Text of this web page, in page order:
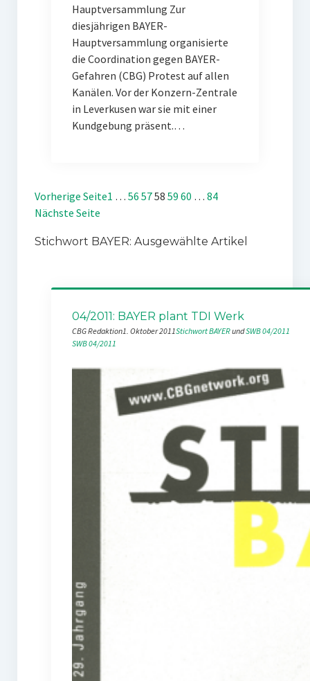
Hauptversammlung Zur
diesjährigen BAYER-
Hauptversammlung organisierte
die Coordination gegen BAYER-
Gefahren (CBG) Protest auf allen
Kanälen. Vor der Konzern-Zentrale
in Leverkusen war sie mit einer
Kundgebung präsent.…
Vorherige Seite1 … 56 5758 59 60 … 84
Nächste Seite
Stichwort BAYER: Ausgewählte Artikel
04/2011: BAYER plant TDI Werk
CBG Redaktion1. Oktober 2011Stichwort BAYER und SWB 04/2011
SWB 04/2011